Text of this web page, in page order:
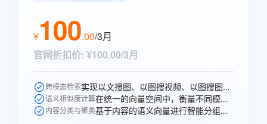
¥100.00/3月
官网折扣价: ¥100.00/3月
跨模态检索 实现以文搜图、以图搜视频、以图搜图等跨模态的语义搜索。
语义相似度计算 在统一的向量空间中，衡量不同模态内容之间的语义相似性。
内容分类与聚类 基于内容的语义向量进行智能分组、打标和聚类分析。